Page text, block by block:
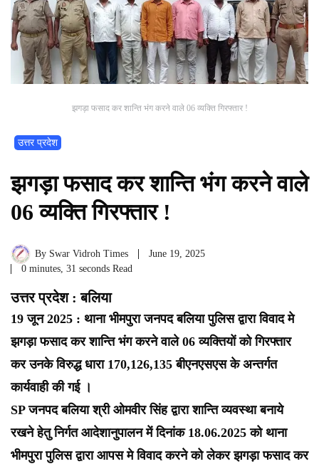
झगड़ा फसाद कर शान्ति भंग करने वाले 06 व्यक्ति गिरफ्तार !
उत्तर प्रदेश
झगड़ा फसाद कर शान्ति भंग करने वाले
06 व्यक्ति गिरफ्तार !
By Swar Vidroh Times
June 19, 2025
0 minutes, 31 seconds Read
उत्तर प्रदेश : बलिया
19 जून 2025 : थाना भीमपुरा जनपद बलिया पुलिस द्वारा विवाद मे
झगड़ा फसाद कर शान्ति भंग करने वाले 06 व्यक्तियों को गिरफ्तार
कर उनके विरुद्ध धारा 170,126,135 बीएनएसएस के अन्तर्गत
कार्यवाही की गई ।
SP जनपद बलिया श्री ओमवीर सिंह द्वारा शान्ति व्यवस्था बनाये
रखने हेतु निर्गत आदेशानुपालन में दिनांक 18.06.2025 को थाना
भीमपुरा पुलिस द्वारा आपस मे विवाद करने को लेकर झगड़ा फसाद कर